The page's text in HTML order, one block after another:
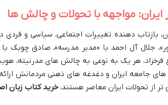
ایران: مواجهه با تحولات و چالش ها
بازتاب دهنده تغییرات اجتماعی، سیاسی و
جلال آل احمد با «مدیر مدرسه»، صادق چوبک
فرخزاد، هر یک به نوعی به چالش های مدرنیته،
های جامعه ایران و دغدغه های ذهنی مردمانش
از تحولات ایران معاصر هستند،خرید کتاب زبان